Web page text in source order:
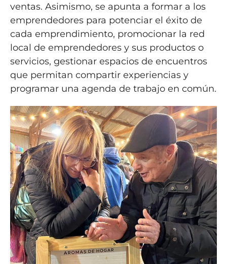
ventas. Asimismo, se apunta a formar a los
emprendedores para potenciar el éxito de
cada emprendimiento, promocionar la red
local de emprendedores y sus productos o
servicios, gestionar espacios de encuentros
que permitan compartir experiencias y
programar una agenda de trabajo en común.